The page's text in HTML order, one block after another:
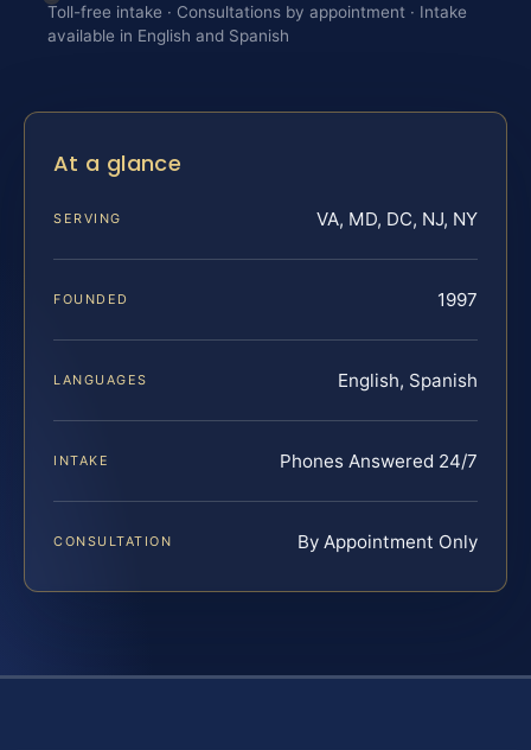
Toll-free intake · Consultations by appointment · Intake
available in English and Spanish
At a glance
SERVING VA, MD, DC, NJ, NY
FOUNDED 1997
LANGUAGES English, Spanish
INTAKE Phones Answered 24/7
CONSULTATION By Appointment Only